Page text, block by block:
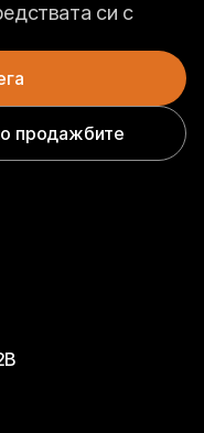
си с
продажбите